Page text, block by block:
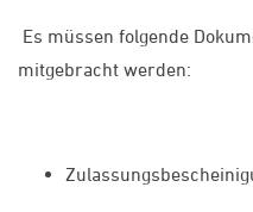
Es müssen folgende
mitgebracht werden: